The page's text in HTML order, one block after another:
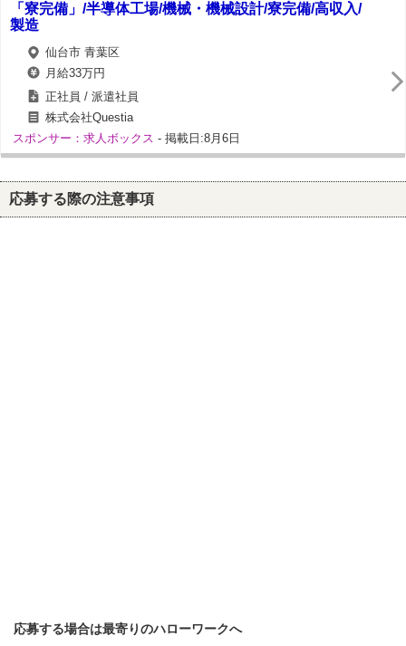
「寮完備」/半導体工場/機械・機械設計/寮完備/高収入/
製造
仙台市 青葉区
月給33万円
正社員 / 派遣社員
株式会社Questia
スポンサー：求人ボックス - 掲載日:8月6日
応募する際の注意事項
応募する場合は最寄りのハローワークへ